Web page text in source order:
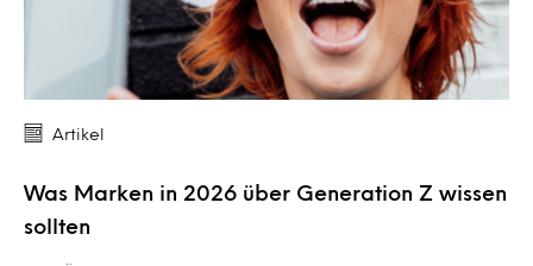
Artikel
Was Marken in 2026 über Generation Z wissen
sollten